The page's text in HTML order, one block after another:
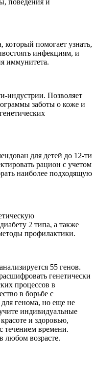
помогает узнать,
инфекциям, и
иммунитета.
индустрии. Позволяет
заботы о коже и
для детей до 12-ти
рацион с учетом
наиболее подходящую
2 типа, а также
профилактики.
55 генов.
генетически
процессов в
в борьбе с
генома, но еще не
индивидуальные
и здоровью,
течением времени.
любом возрасте.